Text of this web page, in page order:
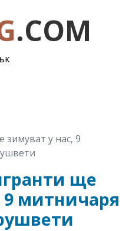
.COM
у нас, 9
ще
9 митничаря